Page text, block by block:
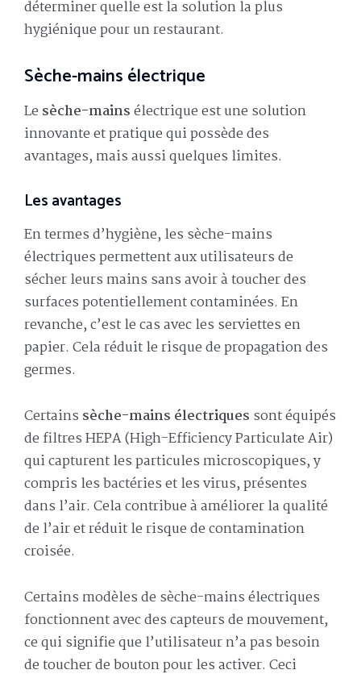
déterminer quelle est la solution la plus
hygiénique pour un restaurant.
Sèche-mains électrique
Le sèche-mainsélectrique est une solution
innovante et pratique qui possède des
avantages, mais aussi quelques limites.
Les avantages
En termes d’hygiène, les sèche-mains
électriques permettent aux utilisateurs de
sécher leurs mains sans avoir à toucher des
surfaces potentiellement contaminées. En
revanche, c’est le cas avec les serviettes en
papier. Cela réduit le risque de propagation des
germes.
Certains sèche-mains électriques sont équipés
de filtres HEPA (High-Efficiency Particulate Air)
qui capturent les particules microscopiques, y
compris les bactéries et les virus, présentes
dans l’air. Cela contribue à améliorer la qualité
de l’air et réduit le risque de contamination
croisée.
Certains modèles de sèche-mains électriques
fonctionnent avec des capteurs de mouvement,
ce qui signifie que l’utilisateur n’a pas besoin
de toucher de bouton pour les activer. Ceci